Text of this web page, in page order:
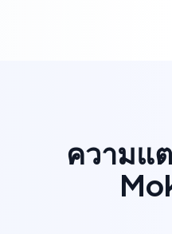
ความแ